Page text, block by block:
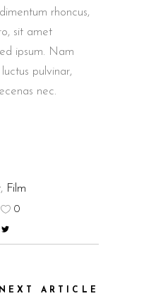
rhoncus,
sit amet
ipsum. Nam
pulvinar,
nec.
, Film
0
NEXT ARTICLE